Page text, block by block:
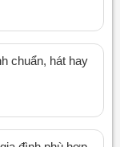
chuẩn, hát hay